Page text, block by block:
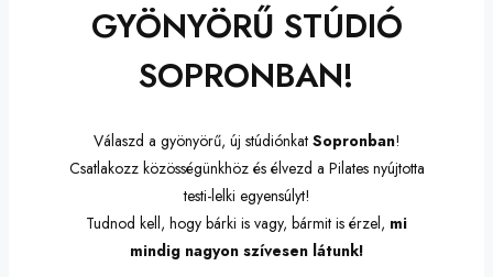
GYÖNYÖRŰ STÚDIÓ
SOPRONBAN!
Válaszd a gyönyörű, új stúdiónkat Sopronban!
Csatlakozz közösségünkhöz és élvezd a Pilates nyújtotta
testi-lelki egyensúlyt!
Tudnod kell, hogy bárki is vagy, bármit is érzel, mi
mindig nagyon szívesen látunk!